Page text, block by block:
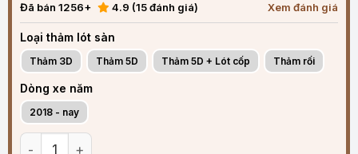
Đã bán 1256+ 4.9 (15 đánh giá) Xem đánh giá
Loại thảm lót sàn
Thảm 3D Thảm 5D Thảm 5D + Lót cốp Thảm rối
Dòng xe năm
2018 - nay
Thảm lót sàn ô tô Toyota Rush 2018-2025 đúc 3D sang